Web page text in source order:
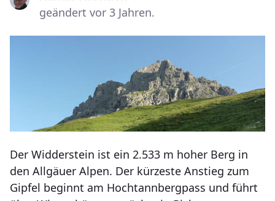
geändert vor 3 Jahren.
Der Widderstein ist ein 2.533 m hoher Berg in
den Allgäuer Alpen. Der kürzeste Anstieg zum
Gipfel beginnt am Hochtannbergpass und führt